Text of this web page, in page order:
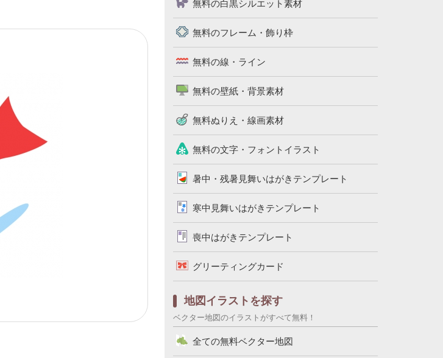
無料の白黒シルエット素材
無料のフレーム・飾り枠
無料の線・ライン
無料の壁紙・背景素材
無料ぬりえ・線画素材
無料の文字・フォントイラスト
暑中・残暑見舞いはがきテンプレート
寒中見舞いはがきテンプレート
喪中はがきテンプレート
グリーティングカード
地図イラストを探す
ベクター地図のイラストがすべて無料！
全ての無料ベクター地図